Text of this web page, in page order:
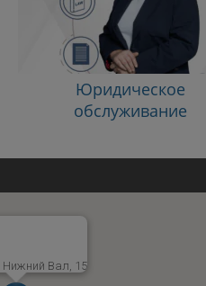
Юридическое
обслуживание
Нижний Вал, 15